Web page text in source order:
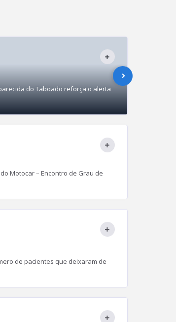
do Taboado reforça o alerta
Motocar – Encontro de Grau de
de pacientes que deixaram de